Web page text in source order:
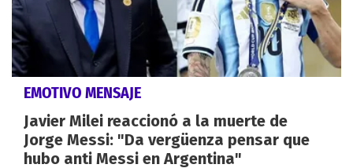
EMOTIVO MENSAJE
Javier Milei reaccionó a la muerte de
Jorge Messi: "Da vergüenza pensar que
hubo anti Messi en Argentina"